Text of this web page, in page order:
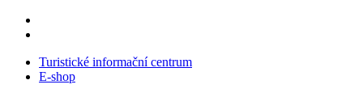
Turistické informační centrum
E-shop